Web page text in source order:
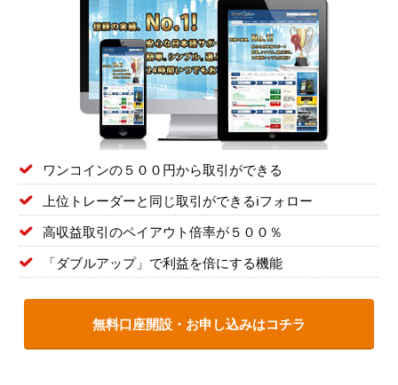
ワンコインの５００円から取引ができる
上位トレーダーと同じ取引ができるiフォロー
高収益取引のペイアウト倍率が５００％
「ダブルアップ」で利益を倍にする機能
無料口座開設・お申し込みはコチラ